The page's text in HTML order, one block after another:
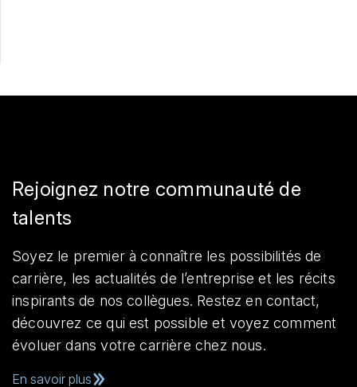
Rejoignez notre communauté de
talents
Soyez le premier à connaître les possibilités de
carrière, les actualités de l’entreprise et les récits
inspirants de nos collègues. Restez en contact,
découvrez ce qui est possible et voyez comment
évoluer dans votre carrière chez nous.
En savoir plus